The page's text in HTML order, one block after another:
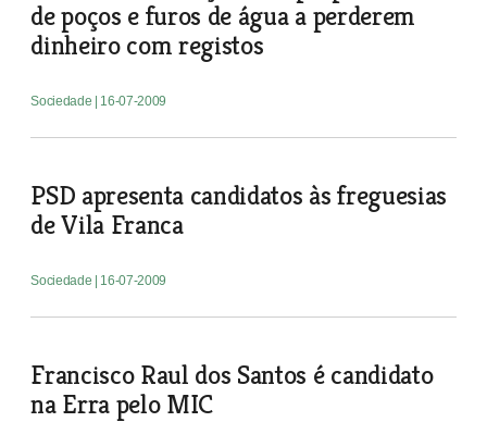
de poços e furos de água a perderem
dinheiro com registos
Sociedade | 16-07-2009
PSD apresenta candidatos às freguesias
de Vila Franca
Sociedade | 16-07-2009
Francisco Raul dos Santos é candidato
na Erra pelo MIC